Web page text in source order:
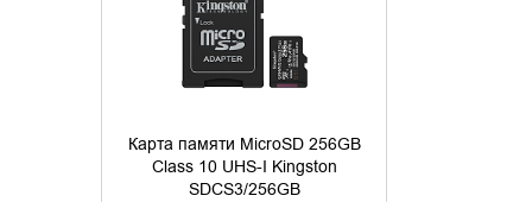
Карта памяти MicroSD 256GB
Class 10 UHS-I Kingston
SDCS3/256GB
КУПИТЬ В 1 КЛИК